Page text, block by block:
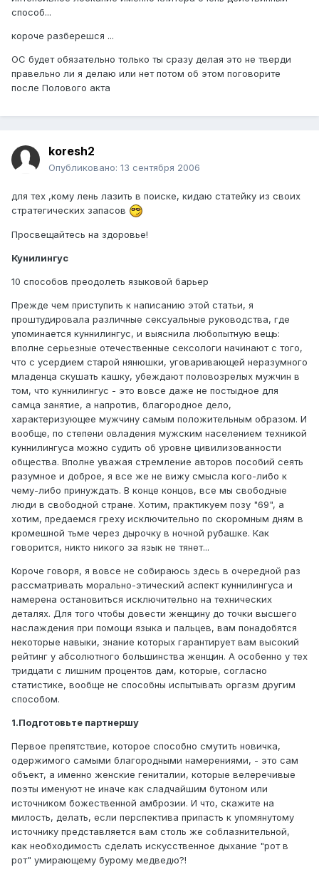
способ...
короче разберешся ...
ОС будет обязательно только ты сразу делая это не тверди
правельно ли я делаю или нет потом об этом поговорите
после Полового акта
koresh2
Опубликовано: 13 сентября 2006
для тех ,кому лень лазить в поиске, кидаю статейку из своих
стратегических запасов
Просвещайтесь на здоровье!
Кунилингус
10 способов преодолеть языковой барьер
Прежде чем приступить к написанию этой статьи, я
проштудировала различные сексуальные руководства, где
упоминается куннилингус, и выяснила любопытную вещь:
вполне серьезные отечественные сексологи начинают с того,
что с усердием старой нянюшки, уговаривающей неразумного
младенца скушать кашку, убеждают половозрелых мужчин в
том, что куннилингус - это вовсе даже не постыдное для
самца занятие, а напротив, благородное дело,
характеризующее мужчину самым положительным образом. И
вообще, по степени овладения мужским населением техникой
куннилингуса можно судить об уровне цивилизованности
общества. Вполне уважая стремление авторов пособий сеять
разумное и доброе, я все же не вижу смысла кого-либо к
чему-либо принуждать. В конце концов, все мы свободные
люди в свободной стране. Хотим, практикуем позу "69", а
хотим, предаемся греху исключительно по скоромным дням в
кромешной тьме через дырочку в ночной рубашке. Как
говорится, никто никого за язык не тянет...
Короче говоря, я вовсе не собираюсь здесь в очередной раз
рассматривать морально-этический аспект куннилингуса и
намерена остановиться исключительно на технических
деталях. Для того чтобы довести женщину до точки высшего
наслаждения при помощи языка и пальцев, вам понадобятся
некоторые навыки, знание которых гарантирует вам высокий
рейтинг у абсолютного большинства женщин. А особенно у тех
тридцати с лишним процентов дам, которые, согласно
статистике, вообще не способны испытывать оргазм другим
способом.
1.Подготовьте партнершу
Первое препятствие, которое способно смутить новичка,
одержимого самыми благородными намерениями, - это сам
объект, а именно женские гениталии, которые велеречивые
поэты именуют не иначе как сладчайшим бутоном или
источником божественной амброзии. И что, скажите на
милость, делать, если перспектива припасть к упомянутому
источнику представляется вам столь же соблазнительной,
как необходимость сделать искусственное дыхание "рот в
рот" умирающему бурому медведю?!